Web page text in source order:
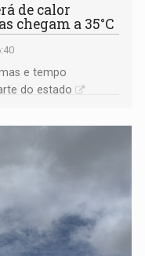
de calor
chegam a 35°C
e tempo
do estado